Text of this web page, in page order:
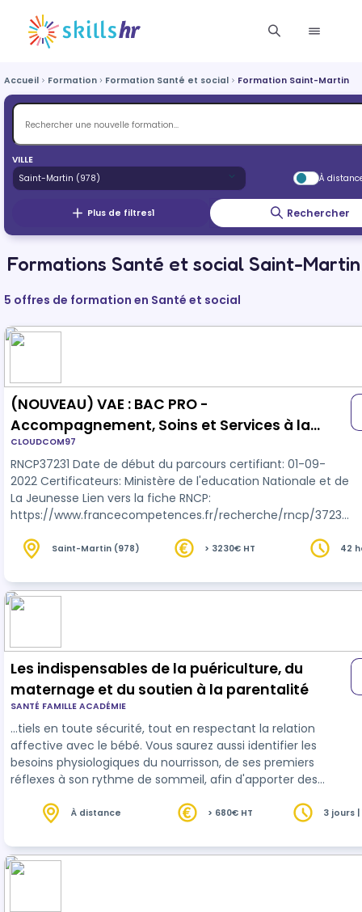
Accueil Formation Formation Santé et social Formation Saint-Martin
VILLE
À
Plus de filtres1 Rechercher
Formations Santé et social Saint-
5 offres de formation en Santé et social
(NOUVEAU) VAE : BAC PRO -
Accompagnement, Soins et Services à la
Personne (ASSP)
CLOUDCOM97
RNCP37231 Date de début du parcours certifiant: 01-09-
2022 Certificateurs: Ministère de l'education Nationale et de
La Jeunesse Lien vers la fiche RNCP:
https://www.francecompetences.fr/recherche/rncp/37231/
accompagner les candidats dans leur démarche de
Certificat d'accompagnement, soins et services à la
personne, option A à domicile.
Saint-Martin (978) > 3230€ HT 42
Les indispensables de la puériculture, du
maternage et du soutien à la parentalité
SANTÉ FAMILLE ACADÉMIE
…tiels en toute sécurité, tout en respectant la relation
affective avec le bébé. Vous saurez aussi identifier les
besoins physiologiques du nourrisson, de ses premiers
réflexes à son rythme de sommeil, afin d'apporter des
importante est donnée à l’accompagnement de
l’alimentation artificielle. Vous apprendrez à guider les
parents dans ces choix parfois complexes, en leur offrant
À distance > 680€ HT 3 jours |